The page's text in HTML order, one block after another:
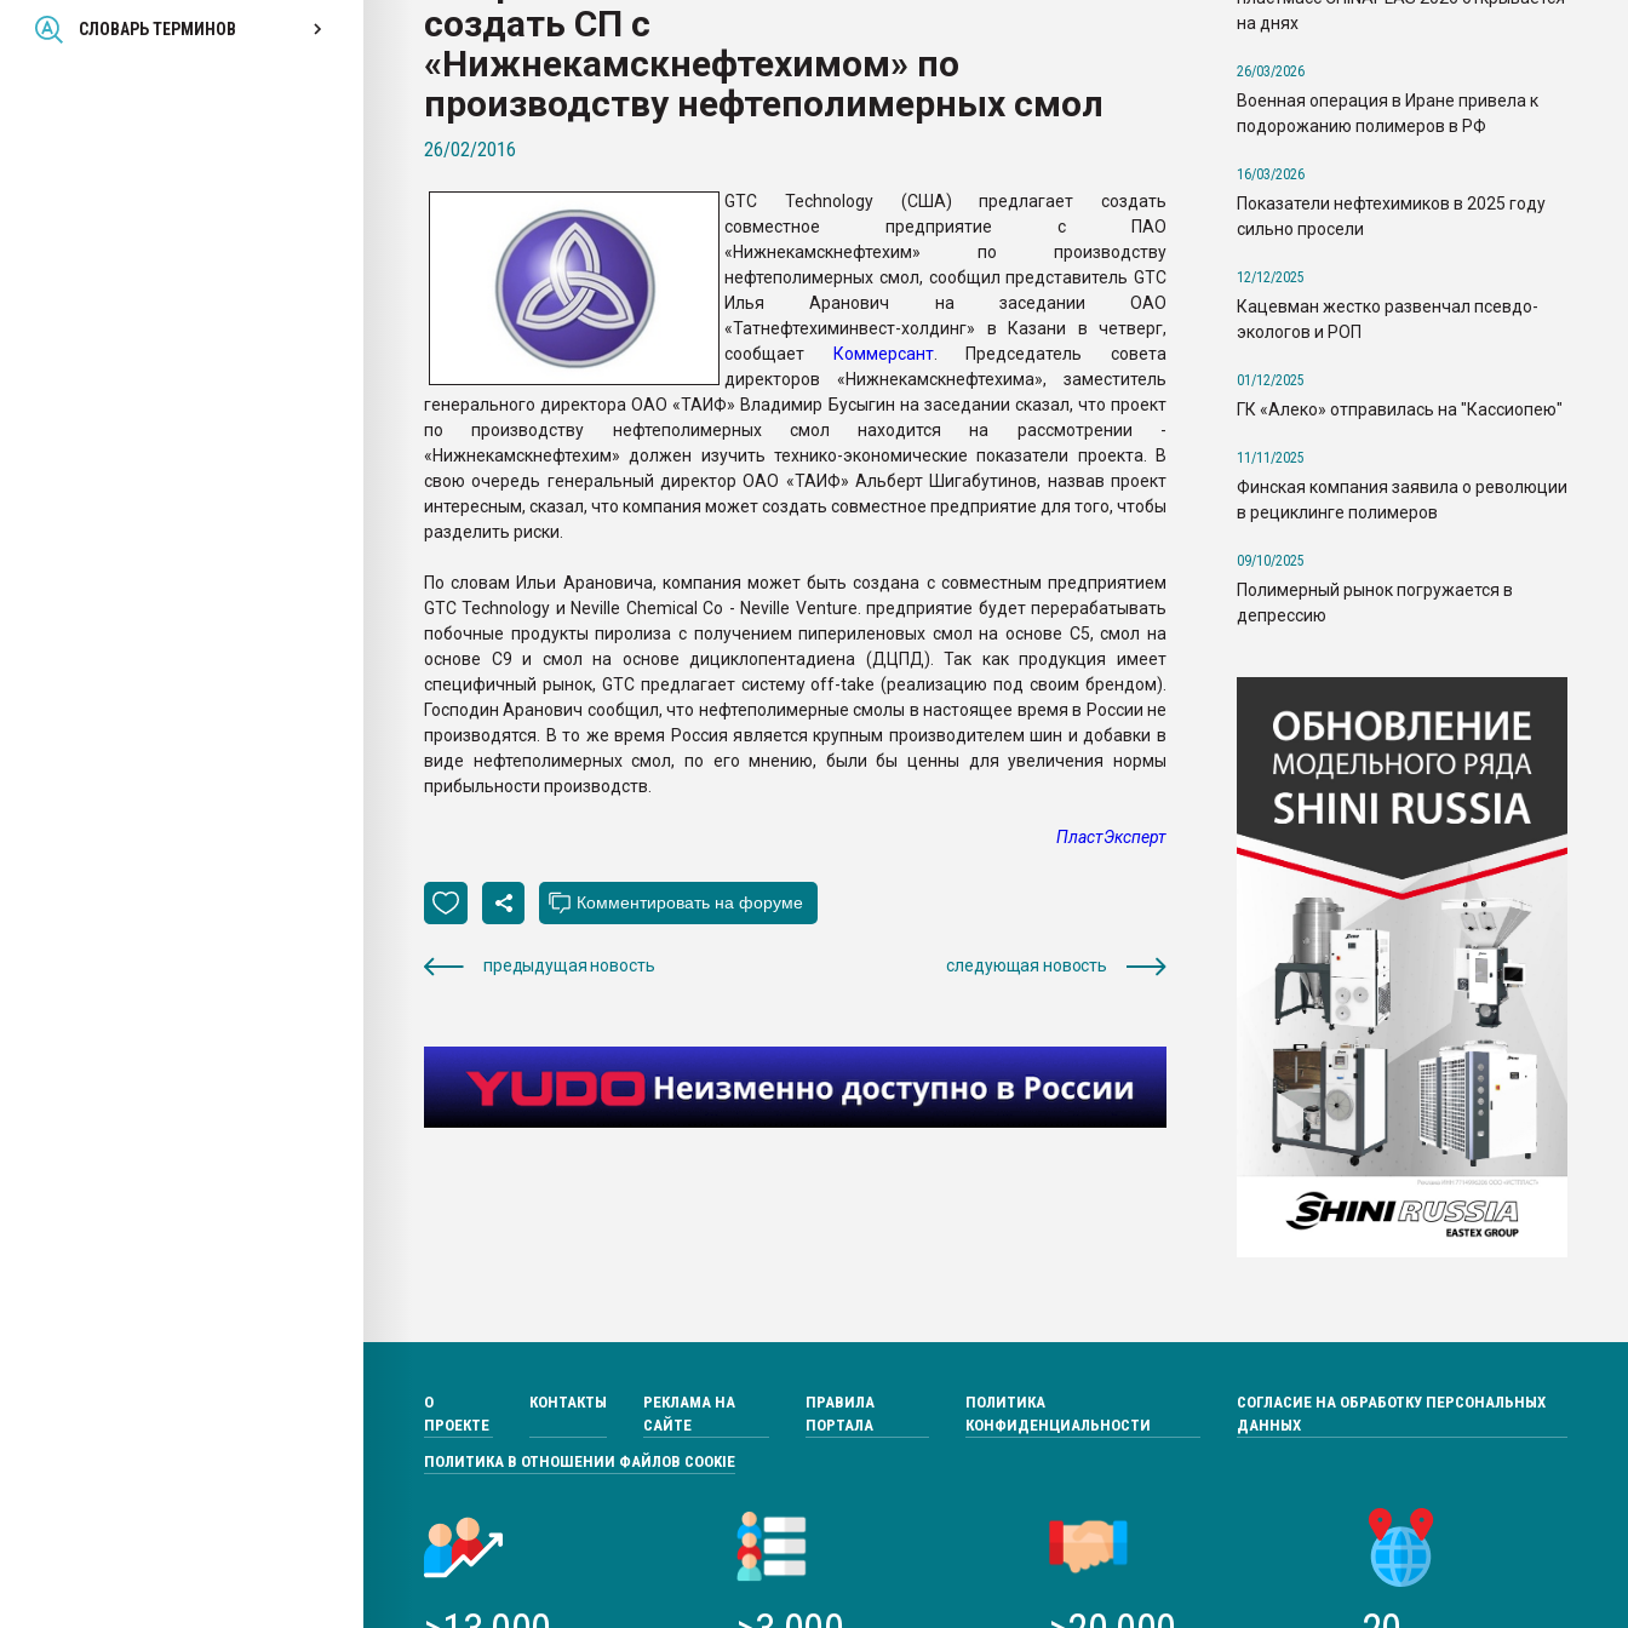
СЛОВАРЬ ТЕРМИНОВ
Всё, что касается выдува ПЭТ
бутылок
ПЕРЕЙТИ НА ФОРУМ
создать СП с
«Нижнекамскнефтехимом» по
производству нефтеполимерных смол
26/02/2016
GTC Technology (США) предлагает создать
совместное предприятие с ПАО
«Нижнекамскнефтехим» по производству
нефтеполимерных смол, сообщил представитель GTC
Илья Аранович на заседании ОАО
«Татнефтехиминвест-холдинг» в Казани в четверг,
сообщает
Коммерсант. Председатель совета
директоров «Нижнекамскнефтехима», заместитель
генерального директора ОАО «ТАИФ» Владимир Бусыгин на заседании сказал, что проект
по производству нефтеполимерных смол находится на рассмотрении -
«Нижнекамскнефтехим» должен изучить технико-экономические показатели проекта. В
свою очередь генеральный директор ОАО «ТАИФ» Альберт Шигабутинов, назвав проект
интересным, сказал, что компания может создать совместное предприятие для того, чтобы
разделить риски.
По словам Ильи Арановича, компания может быть создана с совместным предприятием
GTC Technology и Neville Chemical Co - Neville Venture. предприятие будет перерабатывать
побочные продукты пиролиза с получением пипериленовых смол на основе С5, смол на
основе С9 и смол на основе дициклопентадиена (ДЦПД). Так как продукция имеет
специфичный рынок, GTC предлагает систему off-take (реализацию под своим брендом).
Господин Аранович сообщил, что нефтеполимерные смолы в настоящее время в России не
производятся. В то же время Россия является крупным производителем шин и добавки в
виде нефтеполимерных смол, по его мнению, были бы ценны для увеличения нормы
прибыльности производств.
ПластЭксперт
предыдущая новость следующая новость
на днях
26/03/2026
Военная операция в Иране привела к
подорожанию полимеров в РФ
16/03/2026
Показатели нефтехимиков в 2025 году
сильно просели
12/12/2025
Кацевман жестко развенчал псевдо-
экологов и РОП
01/12/2025
ГК «Алеко» отправилась на "Кассиопею"
11/11/2025
Финская компания заявила о революции
в рециклинге полимеров
09/10/2025
Полимерный рынок погружается в
депрессию
О
ПРОЕКТЕ
КОНТАКТЫ
РЕКЛАМА НА
САЙТЕ
ПРАВИЛА
ПОРТАЛА
ПОЛИТИКА
КОНФИДЕНЦИАЛЬНОСТИ
СОГЛАСИЕ НА ОБРАБОТКУ ПЕРСОНАЛЬНЫХ
ДАННЫХ
ПОЛИТИКА В ОТНОШЕНИИ ФАЙЛОВ COOKIE